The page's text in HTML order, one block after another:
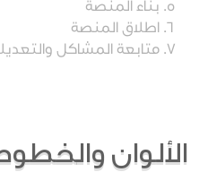
بناء المنصة
اطلاق المنصة
متابعة المشاكل
الألوان